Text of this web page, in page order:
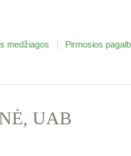
medžiagos Pirmosios
UAB